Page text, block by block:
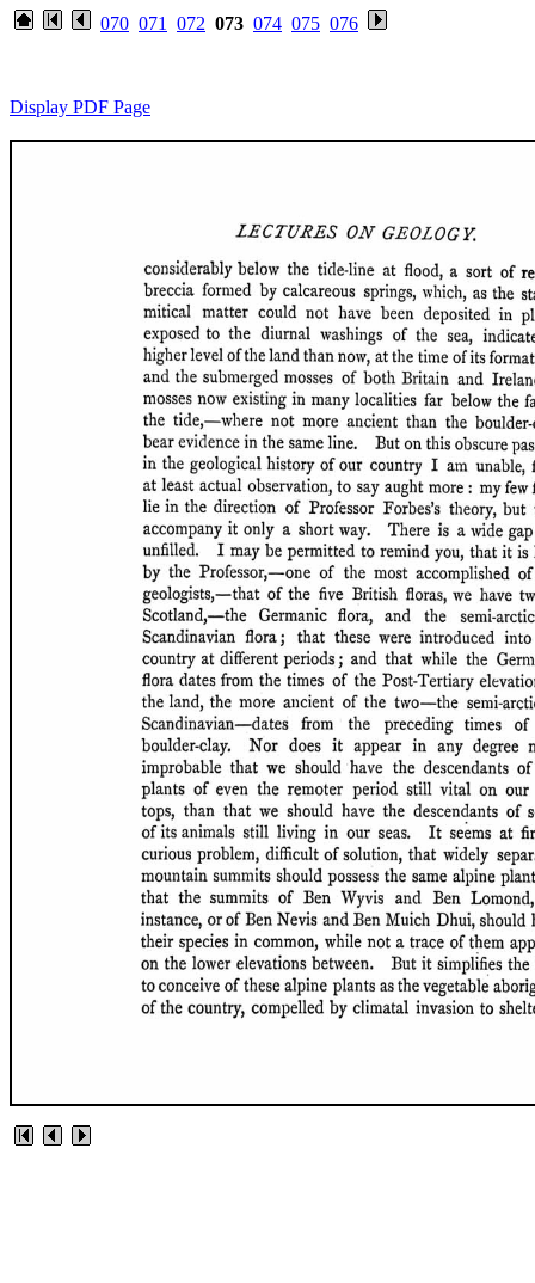
070 071 072 073 074 075 076
Display PDF Page